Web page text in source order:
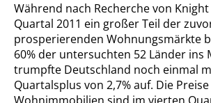
Während nach Recherche von
Quartal 2011 ein großer Teil der
prosperierenden Wohnungsmärkte
60% der untersuchten 52 Länder ins
trumpfte Deutschland noch einmal
Quartalsplus von 2,7% auf. Die